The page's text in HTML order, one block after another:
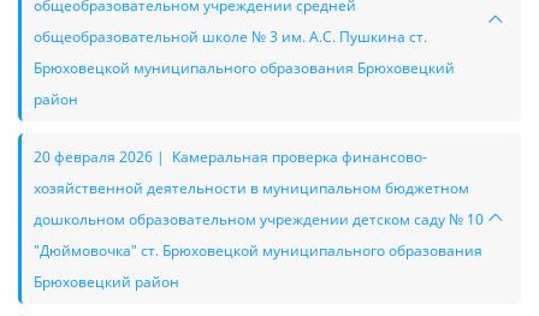
общеобразовательном учреждении средней
общеобразовательной школе № 3 им. А.С. Пушкина ст.
Брюховецкой муниципального образования Брюховецкий
район
20 февраля 2026 | Камеральная проверка финансово-
хозяйственной деятельности в муниципальном бюджетном
дошкольном образовательном учреждении детском саду № 10
"Дюймовочка" ст. Брюховецкой муниципального образования
Брюховецкий район